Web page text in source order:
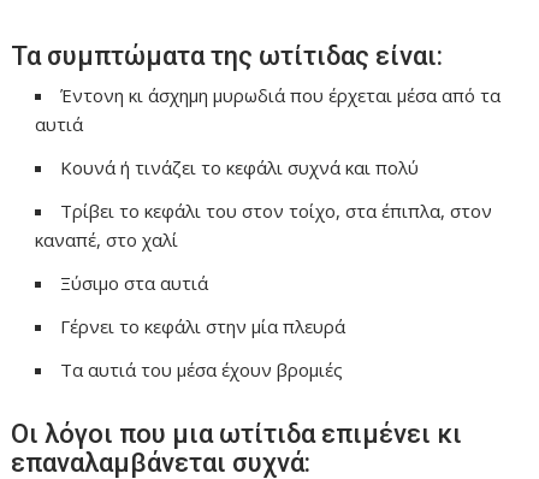
Τα συμπτώματα της ωτίτιδας είναι:
Έντονη κι άσχημη μυρωδιά που έρχεται μέσα από τα
αυτιά
Κουνά ή τινάζει το κεφάλι συχνά και πολύ
Τρίβει το κεφάλι του στον τοίχο, στα έπιπλα, στον
καναπέ, στο χαλί
Ξύσιμο στα αυτιά
Γέρνει το κεφάλι στην μία πλευρά
Τα αυτιά του μέσα έχουν βρομιές
Οι λόγοι που μια ωτίτιδα επιμένει κι
επαναλαμβάνεται συχνά: